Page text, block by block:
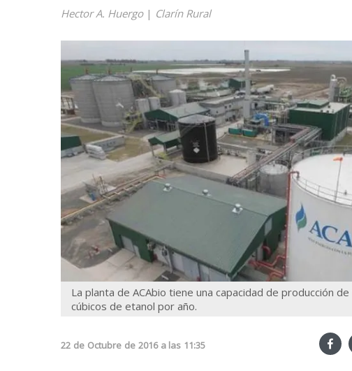
Hector A. Huergo| Clarín Rural
La planta de ACAbio tiene una capacidad de producción
cúbicos de etanol por año.
22 de Octubre de 2016 a las 11:35